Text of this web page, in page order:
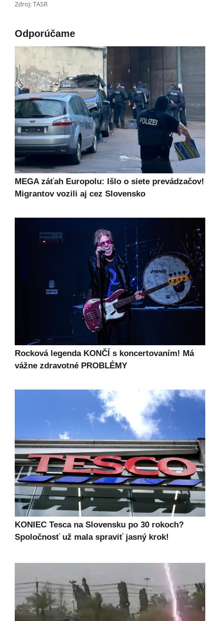
Zdroj: TASR
Odporúčame
MEGA záťah Europolu: Išlo o siete prevádzačov!
Migrantov vozili aj cez Slovensko
Rocková legenda KONČÍ s koncertovaním! Má
vážne zdravotné PROBLÉMY
KONIEC Tesca na Slovensku po 30 rokoch?
Spoločnosť už mala spraviť jasný krok!